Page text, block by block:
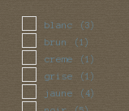
blanc (3)
brun (1)
creme (1)
grise (1)
jaune (4)